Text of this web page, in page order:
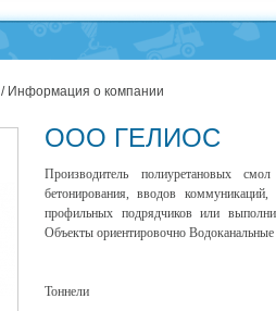
/ Информация о компании
ООО ГЕЛИОС
Производитель полиуретановых
бетонирования, вводов коммуникаций,
профильных подрядчиков или
Объекты ориентировочно
Тоннели